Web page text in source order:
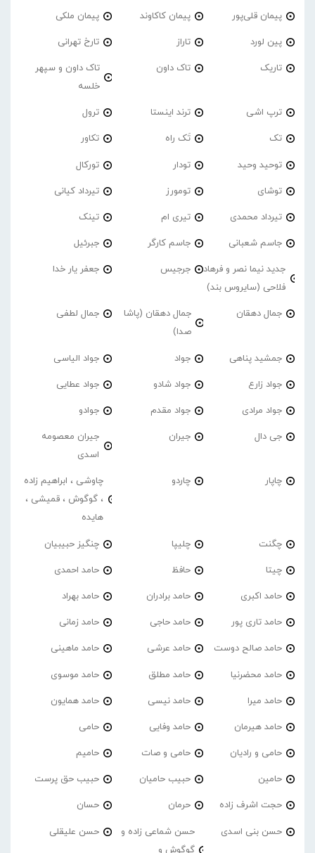
پیمان قلی‌پور پیمان کاکاوند پیمان ملکی
پین لورد تاراز تارخ تهرانی
تاریک تاک داون
تاک داون و سپهر
خلسه
ترپ اشی ترند اینستا ترول
تک تَک راه تکاور
توحید وحید تودار تورکال
توشای تومورز تیرداد کیانی
تیرداد محمدی تیری ام تینک
جاسم شعبانی جاسم کارگر جبرئیل
جدید نیما نصر و فرهاد
فلاحی (سایروس بند)
جرجیس جعفر یار خدا
جمال دهقان
جمال دهقان (پاشا
صدا)
جمال لطفی
جمشید پناهی جواد جواد الیاسی
جواد زارع جواد شادو جواد عطایی
جواد مرادی جواد مقدم جوادو
جی دال جیران
جیران معصومه
اسدی
چاپار چاردو
چاوشی ، ابراهیم زاده
، گوگوش ، قمیشی ،
هایده
چگنت چلیپا چنگیز حبیبیان
چیتا حافظ حامد احمدی
حامد اکبری حامد برادران حامد بهراد
حامد تاری پور حامد حاجی حامد زمانی
حامد صالح دوست حامد عرشی حامد ماهینی
حامد محضرنیا حامد مطلق حامد موسوی
حامد میرا حامد نیسی حامد همایون
حامد هیرمان حامد وفایی حامی
حامی و رادیان حامی و صات حامیم
حامین حبیب حامیان حبیب حق پرست
حجت اشرف زاده حرمان حسان
حسن بنی اسدی
حسن شماعی زاده و
گوگوش و
حسن علیقلی